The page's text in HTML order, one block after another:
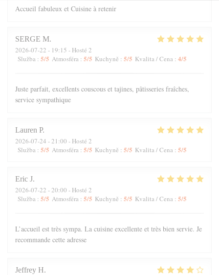
Accueil fabuleux et Cuisine à retenir
SERGE M
2026-07-22 - 19:15 - Hosté 2
Služba : 5/5 Atmosféra : 5/5 Kuchyně : 5/5 Kvalita / Cena : 4/5
Juste parfait, excellents couscous et tajines, pâtisseries fraîches,
service sympathique
Lauren P
2026-07-24 - 21:00 - Hosté 2
Služba : 5/5 Atmosféra : 5/5 Kuchyně : 5/5 Kvalita / Cena : 5/5
Eric J
2026-07-22 - 20:00 - Hosté 2
Služba : 5/5 Atmosféra : 5/5 Kuchyně : 5/5 Kvalita / Cena : 5/5
L’accueil est très sympa. La cuisine excellente et très bien servie. Je
recommande cette adresse
Jeffrey H